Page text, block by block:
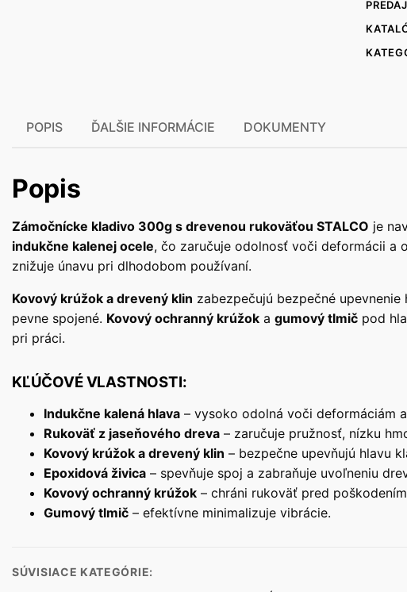
POPIS ĎALŠIE INFORMÁCIE DOKUMENTY
Popis
Zámočnícke kladivo 300g s drevenou rukoväťou STALCO je
indukčne kalenej ocele, čo zaručuje odolnosť voči deformácii a
znižuje únavu pri dlhodobom používaní.
Kovový krúžok a drevený klin zabezpečujú bezpečné
pevne spojené. Kovový ochranný krúžok a gumový tlmič pod
pri práci.
KĽÚČOVÉ VLASTNOSTI:
Indukčne kalená hlava – vysoko odolná voči deformáciám
Rukoväť z jaseňového dreva – zaručuje pružnosť, nízku
Kovový krúžok a drevený klin – bezpečne upevňujú hlavu
Epoxidová živica – spevňuje spoj a zabraňuje uvoľneniu
Kovový ochranný krúžok – chráni rukoväť pred
Gumový tlmič – efektívne minimalizuje vibrácie.
SÚVISIACE KATEGÓRIE: